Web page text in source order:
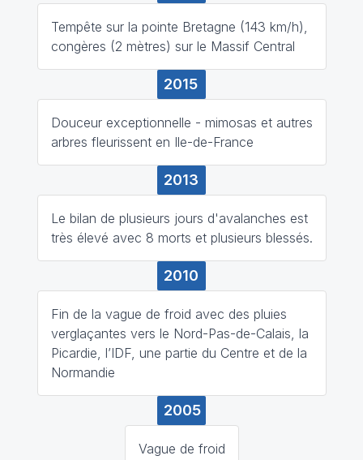
Tempête sur la pointe Bretagne (143 km/h),
congères (2 mètres) sur le Massif Central
2015
Douceur exceptionnelle - mimosas et autres
arbres fleurissent en Ile-de-France
2013
Le bilan de plusieurs jours d'avalanches est
très élevé avec 8 morts et plusieurs blessés.
2010
Fin de la vague de froid avec des pluies
verglaçantes vers le Nord-Pas-de-Calais, la
Picardie, l’IDF, une partie du Centre et de la
Normandie
2005
Vague de froid